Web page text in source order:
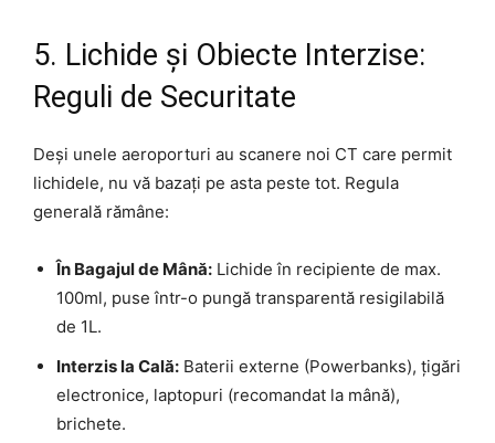
5. Lichide și Obiecte Interzise:
Reguli de Securitate
Deși unele aeroporturi au scanere noi CT care permit
lichidele, nu vă bazați pe asta peste tot. Regula
generală rămâne:
În Bagajul de Mână: Lichide în recipiente de max.
100ml, puse într-o pungă transparentă resigilabilă
de 1L.
Interzis la Cală: Baterii externe (Powerbanks), țigări
electronice, laptopuri (recomandat la mână),
brichete.